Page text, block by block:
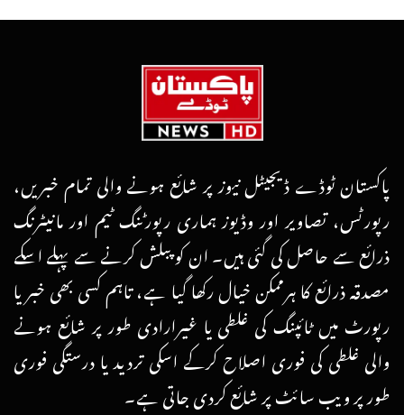
پاکستان ٹوڈے ڈیجیٹل نیوز پر شائع ہونے والی تمام خبریں،
رپورٹس، تصاویر اور وڈیوز ہماری رپورٹنگ ٹیم اور مانیٹرنگ
ذرائع سے حاصل کی گئی ہیں۔ ان کو پبلش کرنے سے پہلے اسکے
مصدقہ ذرائع کا ہرممکن خیال رکھا گیا ہے، تاہم کسی بھی خبر یا
رپورٹ میں ٹائپنگ کی غلطی یا غیرارادی طور پر شائع ہونے
والی غلطی کی فوری اصلاح کرکے اسکی تردید یا درستگی فوری
طور پر ویب سائٹ پر شائع کردی جاتی ہے۔